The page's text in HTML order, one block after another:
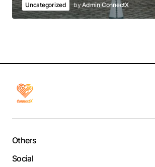
Uncategorized byAdmin ConnectX
Others
Social